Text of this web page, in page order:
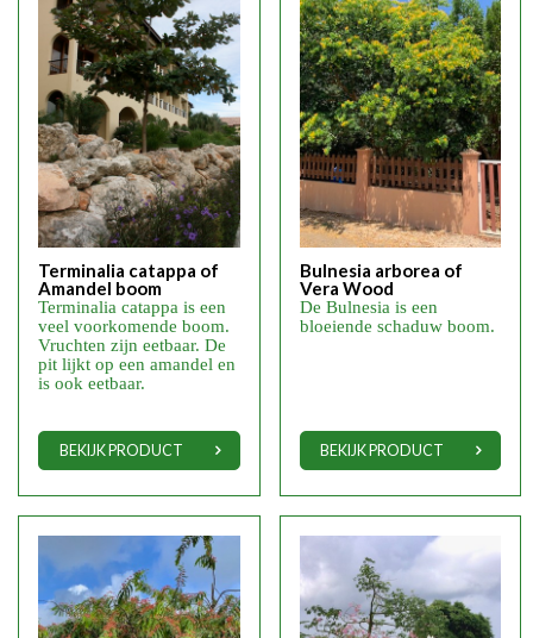
Terminalia catappa of
Amandel boom
Terminalia catappa is een
veel voorkomende boom.
Vruchten zijn eetbaar. De
pit lijkt op een amandel en
is ook eetbaar.
BEKIJK PRODUCT
Bulnesia arborea of
Vera Wood
De Bulnesia is een
bloeiende schaduw boom.
BEKIJK PRODUCT